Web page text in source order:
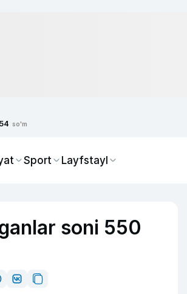
so'm
Sport Layfstayl
soni 550